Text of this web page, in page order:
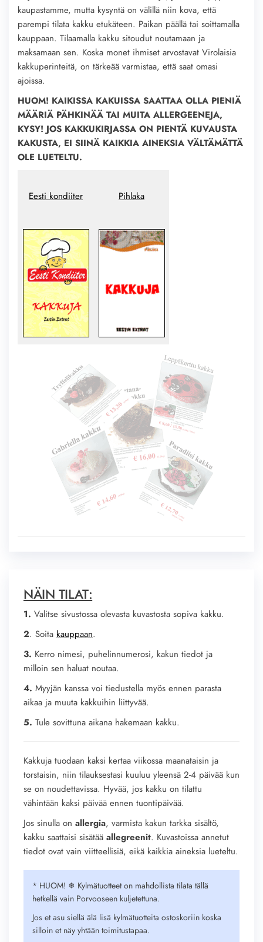
kaupastamme, mutta kysyntä on välillä niin kova, että
parempi tilata kakku etukäteen. Paikan päällä tai soittamalla
kauppaan. Tilaamalla kakku sitoudut noutamaan ja
maksamaan sen. Koska monet ihmiset arvostavat Virolaisia
kakkuperinteitä, on tärkeää varmistaa, että saat omasi
ajoissa.
HUOM! KAIKISSA KAKUISSA SAATTAA OLLA PIENIÄ
MÄÄRIÄ PÄHKINÄÄ TAI MUITA ALLERGEENEJA,
KYSY! JOS KAKKUKIRJASSA ON PIENTÄ KUVAUSTA
KAKUSTA, EI SIINÄ KAIKKIA AINEKSIA VÄLTÄMÄTTÄ
OLE LUETELTU.
Eesti kondiiter Pihlaka
NÄIN TILAT:
1. Valitse sivustossa olevasta kuvastosta sopiva kakku.
2. Soita kauppaan.
3. Kerro nimesi, puhelinnumerosi, kakun tiedot ja
milloin sen haluat noutaa.
4. Myyjän kanssa voi tiedustella myös ennen parasta
aikaa ja muuta kakkuihin liittyvää.
5. Tule sovittuna aikana hakemaan kakku.
Kakkuja tuodaan kaksi kertaa viikossa maanataisin ja
torstaisin, niin tilauksestasi kuuluu yleensä 2-4 päivää kun
se on noudettavissa. Hyvää, jos kakku on tilattu
vähintään kaksi päivää ennen tuontipäivää.
Jos sinulla on allergia, varmista kakun tarkka sisältö,
kakku saattaisi sisätää allegreenit. Kuvastoissa annetut
tiedot ovat vain viitteellisiä, eikä kaikkia aineksia lueteltu.
* HUOM! ❄︎ Kylmätuotteet on mahdollista tilata tällä
hetkellä vain Porvooseen kuljetettuna.
Jos et asu siellä älä lisä kylmätuotteita ostoskoriin koska
silloin et näy yhtään toimitustapaa.